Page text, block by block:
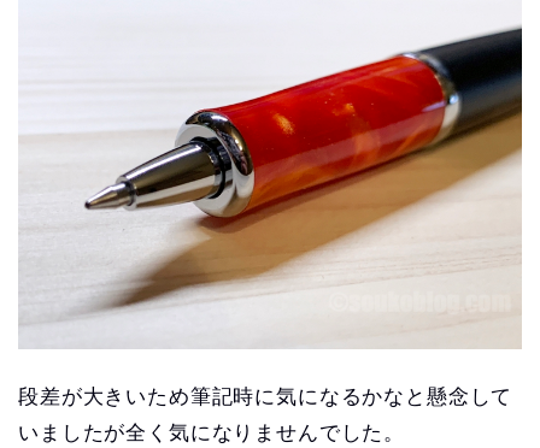
段差が大きいため筆記時に気になるかなと懸念して
いましたが全く気になりませんでした。